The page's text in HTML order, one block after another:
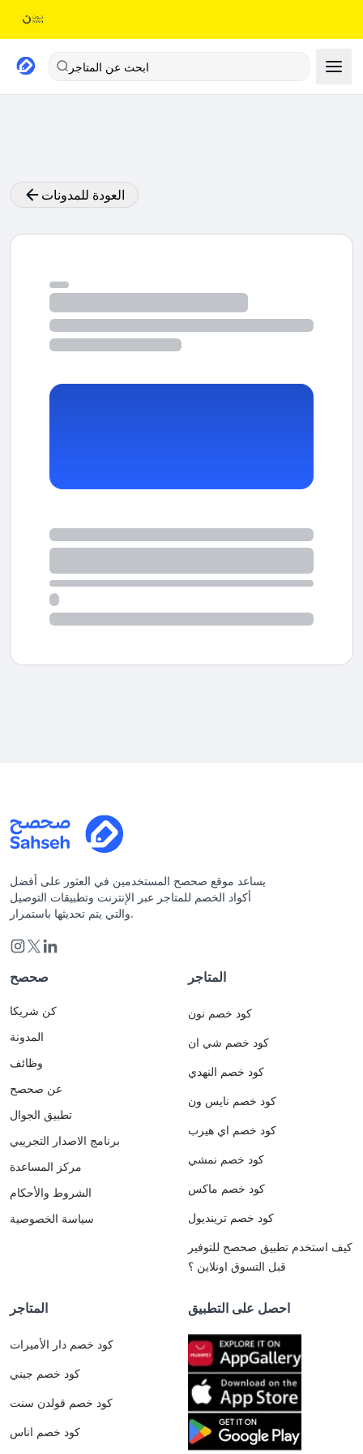
ابحث عن المتاجر
العودة للمدونات
يساعد موقع صحصح المستخدمين في العثور على أفضل
أكواد الخصم للمتاجر عبر الإنترنت وتطبيقات التوصيل
والتي يتم تحديثها باستمرار.
صحصح
كن شريكا
المدونة
وظائف
عن صحصح
تطبيق الجوال
برنامج الاصدار التجريبي
مركز المساعدة
الشروط والأحكام
سياسة الخصوصية
المتاجر
كود خصم نون
كود خصم شي ان
كود خصم النهدي
كود خصم نايس ون
كود خصم اي هيرب
كود خصم نمشي
كود خصم ماكس
كود خصم ترينديول
كيف استخدم تطبيق صحصح للتوفير
قبل التسوق اونلاين ؟
المتاجر
كود خصم دار الأميرات
كود خصم جيني
كود خصم قولدن سنت
كود خصم اناس
احصل على التطبيق